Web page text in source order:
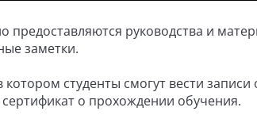
руководства и
заметки.
студенты смогут вести записи
о прохождении обучения.